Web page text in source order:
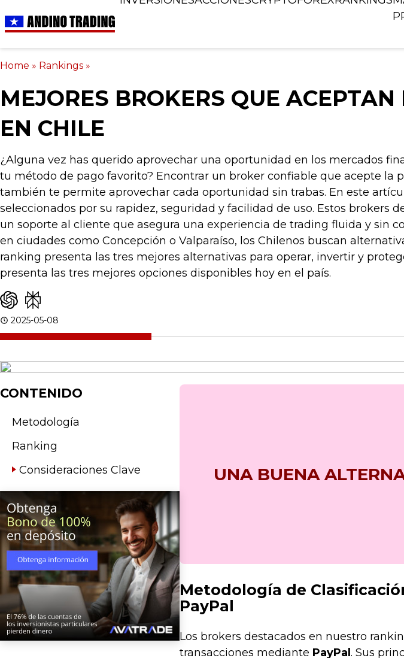
Home » Rankings »
MEJORES BROKERS QUE
EN CHILE
¿Alguna vez has querido aprovechar una oportunidad en los mercados
tu método de pago favorito? Encontrar un broker confiable que acepte la
también te permite aprovechar cada oportunidad sin trabas. En este
seleccionados por su rapidez, seguridad y facilidad de uso. Estos brokers
un soporte al cliente que asegura una experiencia de trading fluida y sin
en ciudades como Concepción o Valparaíso, los Chilenos buscan
ranking presenta las tres mejores alternativas para operar, invertir y
presenta las tres mejores opciones disponibles hoy en el país.
2025-05-08
CONTENIDO
Metodología
Ranking
Consideraciones Clave
UNA BUENA
Metodología de
PayPal
Los brokers destacados en nuestro
transacciones mediante PayPal . Sus